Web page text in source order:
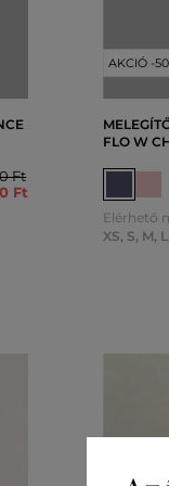
Ft
Ft
AKCIÓ -
FLO W
Elérhető
XS, S, M, L